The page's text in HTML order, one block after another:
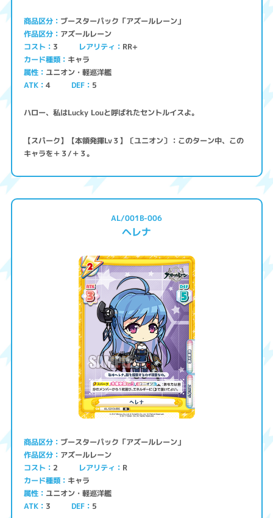
商品区分 ブースターパック「アズールレーン」
作品区分 アズールレーン
コスト 3 レアリティ RR+
カード種類 キャラ
属性 ユニオン・軽巡洋艦
ATK 4 DEF 5
ハロー、私はLucky Louと呼ばれたセントルイスよ。
【スパーク】【本領発揮Lv３】〔ユニオン〕：このターン中、この
キャラを＋３/＋３。
AL/001B-006
ヘレナ
商品区分 ブースターパック「アズールレーン」
作品区分 アズールレーン
コスト 2 レアリティ R
カード種類 キャラ
属性 ユニオン・軽巡洋艦
ATK 3 DEF 5